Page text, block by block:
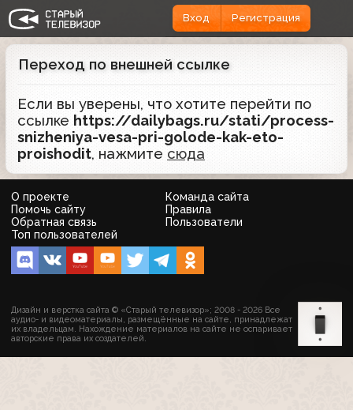
Вход Регистрация
Переход по внешней ссылке
Если вы уверены, что хотите перейти по
ссылке https://dailybags.ru/stati/process-
snizheniya-vesa-pri-golode-kak-eto-
proishodit, нажмите сюда
О проекте
Команда сайта
Помочь сайту
Правила
Обратная связь
Пользователи
Топ пользователей
Дизайн и верстка сайта © «Старый телевизор»; 2008 - 2026 Все
аудио- и видеоматериалы, размещённые на сайте, принадлежат
их владельцам. Нахождение материалов на сайте не оспаривает
авторские права их создателей.